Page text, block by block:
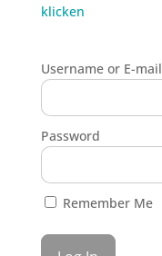
klicken
Username or E-mail
Password
Remember Me